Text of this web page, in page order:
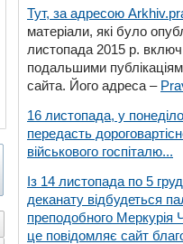
Тут, за адресою
матеріали, які було
листопада 2015 р.
подальшими
сайта. Його адреса –
16 листопада, у
передасть
військового госпіталю...
Із 14 листопада по 5
деканату відбудеться
преподобного Меркурія
це повідомляє сайт